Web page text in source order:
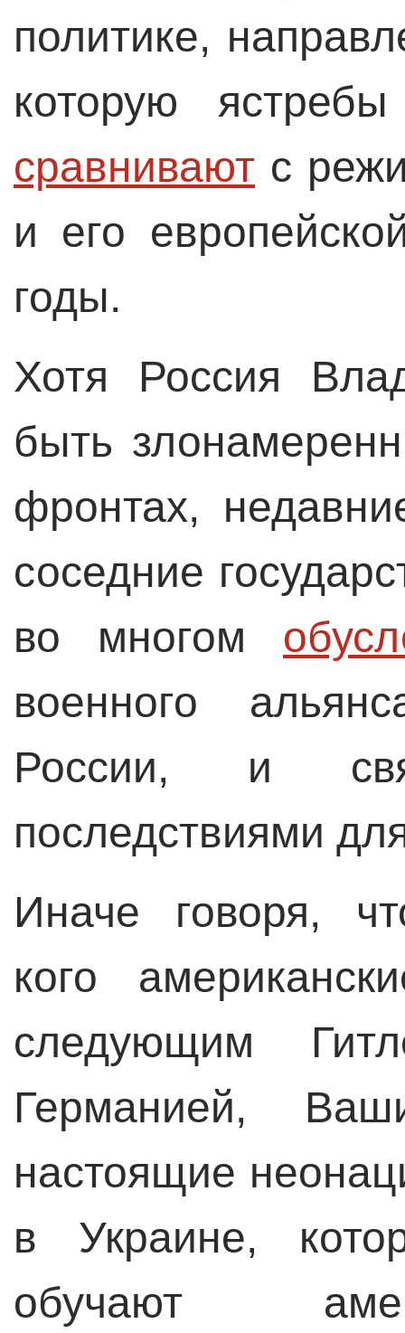
политике,
которую
сравнивают с
и его
годы.
Хотя Россия
быть
фронтах,
соседние
во многом
военного
России, и
последствиями
Иначе говоря,
кого
следующим
Германией,
настоящие
в Украине,
обучают